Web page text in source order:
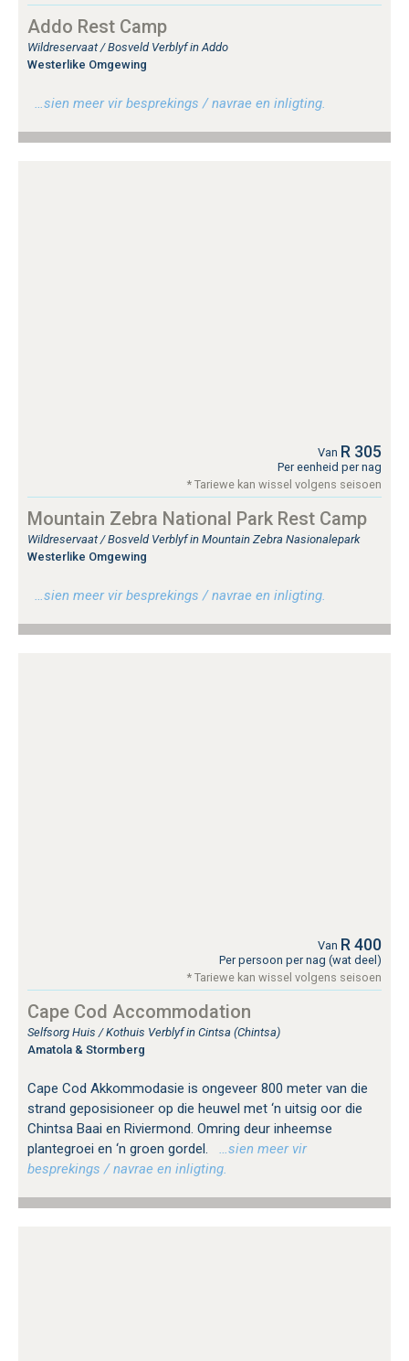
Addo Rest Camp
Wildreservaat / Bosveld Verblyf in Addo
Westerlike Omgewing
…sien meer vir besprekings / navrae en inligting.
Van R 305
Per eenheid per nag
* Tariewe kan wissel volgens seisoen
Mountain Zebra National Park Rest Camp
Wildreservaat / Bosveld Verblyf in Mountain Zebra Nasionalepark
Westerlike Omgewing
…sien meer vir besprekings / navrae en inligting.
Van R 400
Per persoon per nag (wat deel)
* Tariewe kan wissel volgens seisoen
Cape Cod Accommodation
Selfsorg Huis / Kothuis Verblyf in Cintsa (Chintsa)
Amatola & Stormberg
Cape Cod Akkommodasie is ongeveer 800 meter van die
strand geposisioneer op die heuwel met ‘n uitsig oor die
Chintsa Baai en Riviermond. Omring deur inheemse
plantegroei en ‘n groen gordel.
…sien meer vir
besprekings / navrae en inligting.